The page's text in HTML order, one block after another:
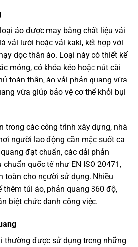
áo được may bằng chất liệu vải
vải lưới hoặc vải kaki, kết hợp với
dọc thân áo. Loại này có thiết kế
mỏng, có khóa kéo hoặc nút cài
toàn thân, áo vải phản quang vừa
vừa giúp bảo vệ cơ thể khỏi bụi
trong các công trình xây dựng, nhà
người lao động cần mặc suốt ca
đạt chuẩn, các dải phản
quốc tế như EN ISO 20471,
toàn cho người sử dụng. Nhiều
thêm túi áo, phản quang 360 độ,
biệt chức danh công việc.
thường được sử dụng trong những